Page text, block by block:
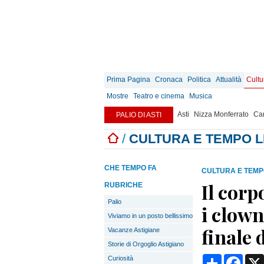
Prima Pagina Cronaca Politica Attualità
Mostre
Teatro e cinema Musica
PALIO DI ASTI Asti Nizza Monferrato
/ CULTURA E TEMPO
CHE TEMPO FA
RUBRICHE
Palio
Viviamo in un posto bellissimo
Vacanze Astigiane
Storie di Orgoglio Astigiano
Curiosità
CULTURA E
Il
i
finale
Condividi